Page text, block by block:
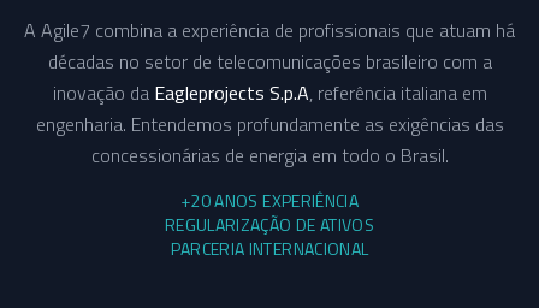
A Agile7 combina a experiência de profissionais que atuam há
décadas no setor de telecomunicações brasileiro com a
inovação da Eagleprojects S.p.A, referência italiana em
engenharia. Entendemos profundamente as exigências das
concessionárias de energia em todo o Brasil.
+20 ANOS EXPERIÊNCIA
REGULARIZAÇÃO DE ATIVOS
PARCERIA INTERNACIONAL